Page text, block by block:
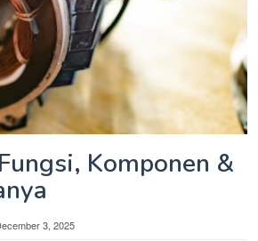
Komponen &
3, 2025